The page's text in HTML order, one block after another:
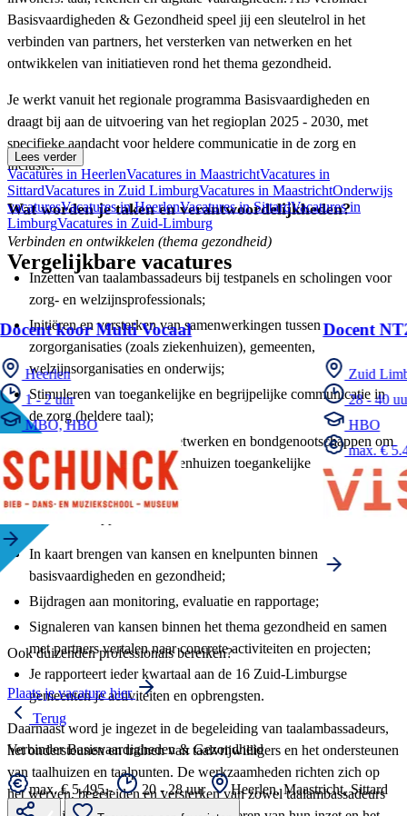
Basisvaardigheden & Gezondheid speel jij een sleutelrol in het
verbinden van partners, het versterken van netwerken en het
ontwikkelen van initiatieven rond het thema gezondheid.
Je werkt vanuit het regionale programma Basisvaardigheden en
draagt bij aan de uitvoering van het regioplan 2025 - 2030, met
specifieke aandacht voor heldere communicatie in de zorg en
inclusie.
Wat worden je taken en verantwoordelijkheden?
Verbinden en ontwikkelen (thema gezondheid)
Inzetten van taalambassadeurs bij testpanels en scholingen voor
zorg- en welzijnsprofessionals;
Initiëren en versterken van samenwerkingen tussen
zorgorganisaties (zoals ziekenhuizen), gemeenten,
welzijnsorganisaties en onderwijs;
Stimuleren van toegankelijke en begrijpelijke communicatie in
de zorg (heldere taal);
Aansluiten bij regionale netwerken en bondgenootschappen om
in samenwerking met ziekenhuizen toegankelijke
dienstverlening te bieden.
In kaart brengen van kansen en knelpunten binnen
basisvaardigheden en gezondheid;
Bijdragen aan monitoring, evaluatie en rapportage;
Signaleren van kansen binnen het thema gezondheid en samen
met partners vertalen naar concrete activiteiten en projecten;
Je rapporteert ieder kwartaal aan de 16 Zuid-Limburgse
gemeenten je activiteiten en opbrengsten.
Daarnaast word je ingezet in de begeleiding van taalambassadeurs,
het ondersteunen en trainen van taalvrijwilligers en het ondersteunen
van taalhuizen en taalpunten. De werkzaamheden richten zich op
het werven, begeleiden en versterken van zowel taalambassadeurs
Lees verder
Vacatures in HeerlenVacatures in MaastrichtVacatures in
SittardVacatures in Zuid LimburgVacatures in MaastrichtOnderwijs
vacaturesVacatures in HeerlenVacatures in SittardVacatures in
LimburgVacatures in Zuid-Limburg
Vergelijkbare vacatures
Docent koor Multi Vocaal
Heerlen
1 - 2 uur
MBO, HBO
Docent
Zuid
28 - 40
HBO
max. €
Ook duizenden professionals bereiken?
Plaats je vacature hier
Terug
Verbinder Basisvaardigheden & Gezondheid
max. € 5.495,- 20 - 28 uur Heerlen, Maastricht, Sittard